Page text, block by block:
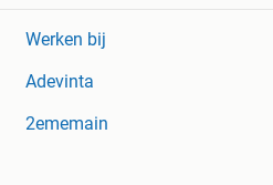
Werken bij
Adevinta
2ememain